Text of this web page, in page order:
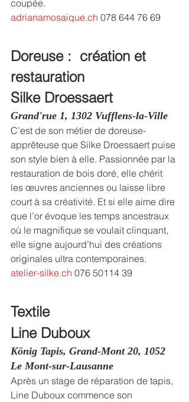
coupée.
adrianamosaique.ch 078 644 76 69
Doreuse : création et
restauration
Silke Droessaert
Grand'rue 1, 1302 Vufflens-la-Ville
C’est de son métier de doreuse-
apprêteuse que Silke Droessaert puise
son style bien à elle. Passionnée par la
restauration de bois doré, elle chérit
les œuvres anciennes ou laisse libre
court à sa créativité. Et si elle aime dire
que l’or évoque les temps ancestraux
où le magnifique se voulait clinquant,
elle signe aujourd’hui des créations
originales ultra contemporaines.
atelier-silke.ch 076 50114 39
Textile
Line Duboux
König Tapis, Grand-Mont 20, 1052
Le Mont-sur-Lausanne
Après un stage de réparation de tapis,
Line Duboux commence son